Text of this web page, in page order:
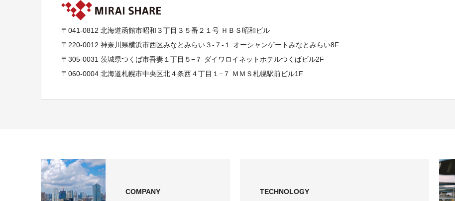
〒041-0812 北海道函館市昭和３丁目３５番２１号 ＨＢＳ昭和ビル
〒220-0012 神奈川県横浜市西区みなとみらい３-７-１ オーシャンゲートみなとみらい8F
〒305-0031 茨城県つくば市吾妻１丁目５−７ ダイワロイネットホテルつくばビル2F
〒060-0004 北海道札幌市中央区北４条西４丁目１−７ ＭＭＳ札幌駅前ビル1F
COMPANY TECHNOLOGY